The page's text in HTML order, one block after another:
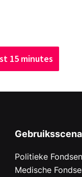
15 minutes
Politieke
Medische